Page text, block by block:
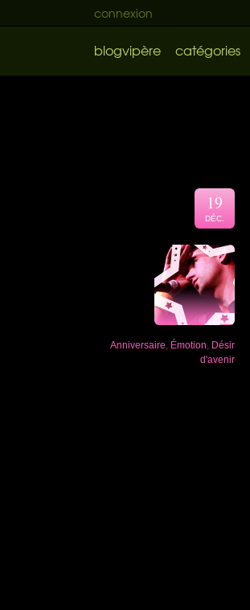
connexion
blogvipère catégories
19
DÉC.
Anniversaire Émotion Désir
d'avenir